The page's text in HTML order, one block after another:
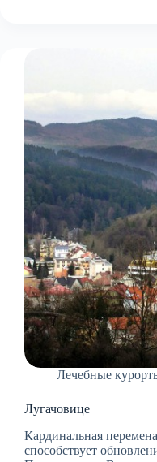
Лечебные
Лугачовице
Кардинальная
способствует